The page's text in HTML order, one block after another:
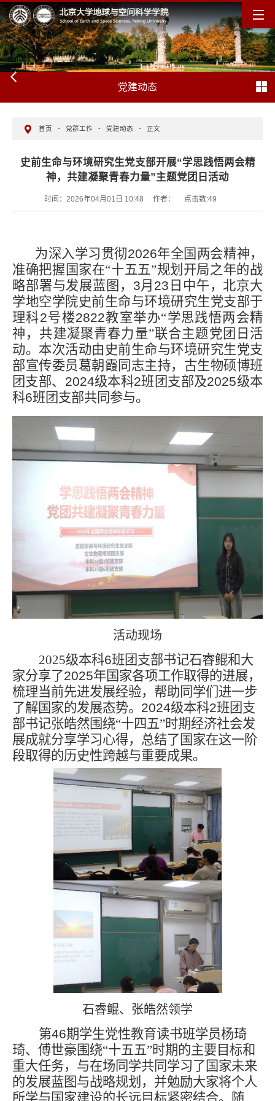
党建动态
首页 - 党群工作 - 党建动态 - 正文
史前生命与环境研究生党支部开展“学思践悟两会精
神，共建凝聚青春力量”主题党团日活动
时间：2026年04月01日 10:48 作者： 点击数:49
为深入学习贯彻2026年全国两会精神，
准确把握国家在“十五五”规划开局之年的战
略部署与发展蓝图， 3月 23 日中午，北京大
学地空学院史前生命与环境研究生党支部于
理科2号楼2822教室举办“学思践悟两会精
神，共建凝聚青春力量”联合主题党团日活
动。本次活动由史前生命与环境研究生党支
部宣传委员葛朝霞同志主持，古生物硕博班
团支部、 2024级本科2班团支部及2025级本
科6班团支部共同参与。
活动现场
2025级本科6班团支部书记石睿鲲和大
家分享了2025年国家各项工作取得的进展，
梳理当前先进发展经验，帮助同学们进一步
了解国家的发展态势。 2024级本科2班团支
部书记张皓然围绕“十四五”时期经济社会发
展成就分享学习心得，总结了国家在这一阶
段取得的历史性跨越与重要成果。
石睿鲲、张皓然领学
第46期学生党性教育读书班学员杨琦
琦、傅世豪围绕“十五五”时期的主要目标和
重大任务，与在场同学共同学习了国家未来
的发展蓝图与战略规划，并勉励大家将个人